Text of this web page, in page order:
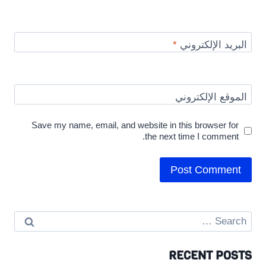
البريد الإلكتروني*
الموقع الإلكتروني
Save my name, email, and website in this browser for
the next time I comment.
Search
for:
RECENT POSTS